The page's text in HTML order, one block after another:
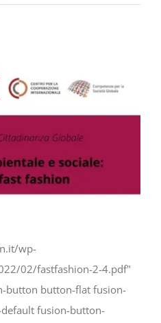
wp-
02/fastfashion-2-4.pdf"
button button-flat fusion-
fusion-button-